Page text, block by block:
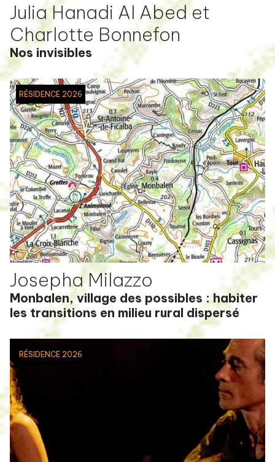
Julia Hanadi Al Abed et
Charlotte Bonnefon
Nos invisibles
RÉSIDENCE 2026
Josepha Milazzo
Monbalen, village des possibles : habiter
les transitions en milieu rural dispersé
RÉSIDENCE 2026